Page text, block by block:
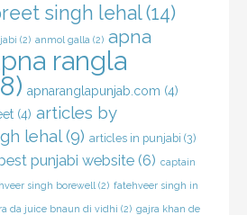
singh lehal(14)
(2) anmol galla (2) apna
rangla
apnaranglapunjab.com (4)
(4) articles by
lehal(9) articles in punjabi (3)
punjabi website (6) captain
singh borewell (2) fatehveer singh in
da juice bnaun di vidhi (2) gajra khan de